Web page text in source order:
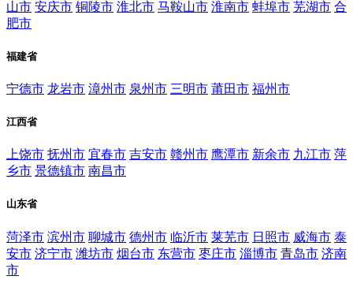
山市 安庆市 铜陵市 淮北市 马鞍山市 淮南市 蚌埠市 芜湖市 合
肥市
福建省
宁德市 龙岩市 漳州市 泉州市 三明市 莆田市 福州市
江西省
上饶市 抚州市 宜春市 吉安市 赣州市 鹰潭市 新余市 九江市 萍
乡市 景德镇市 南昌市
山东省
菏泽市 滨州市 聊城市 德州市 临沂市 莱芜市 日照市 威海市 泰
安市 济宁市 潍坊市 烟台市 东营市 枣庄市 淄博市 青岛市 济南
市